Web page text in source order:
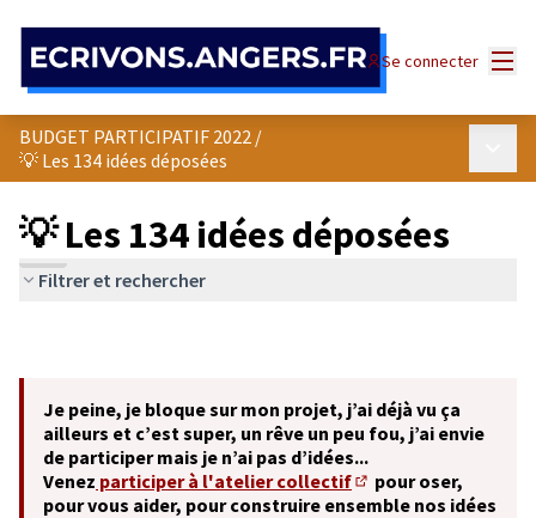
Se connecter
BUDGET PARTICIPATIF 2022 /
💡 Les 134 idées déposées
💡 Les 134 idées déposées
Filtrer et rechercher
Je peine, je bloque sur mon projet, j’ai déjà vu ça
ailleurs et c’est super, un rêve un peu fou, j’ai envie
de participer mais je n’ai pas d’idées...
Venez participer à l'atelier collectif
(S'ouvre dans un
pour oser,
pour vous aider, pour construire ensemble nos idées